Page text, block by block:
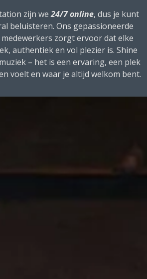
zijn we24/7 online, dus je kunt
beluisteren. Ons gepassioneerde
medewerkers zorgt ervoor dat elke
authentiek en vol plezier is. Shine
– het is een ervaring, een plek
voelt en waar je altijd welkom bent.